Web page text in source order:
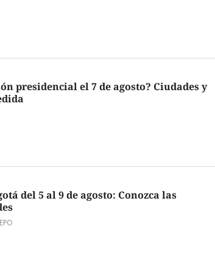
presidencial el 7 de agosto? Ciudades y
del 5 al 9 de agosto: Conozca las